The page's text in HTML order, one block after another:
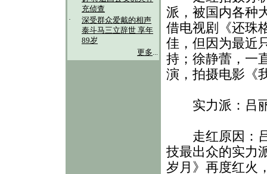
充侦查
·
深受群众爱戴的相声
泰斗马三立辞世 享年
89岁
更多...
派，被国内各种
借电视剧《还珠
佳，但因为最近
持；徐静蕾，一
演，拍摄电影《
实力派：吕丽
走红原因：吕
技最出众的实力
岁月》再度红火